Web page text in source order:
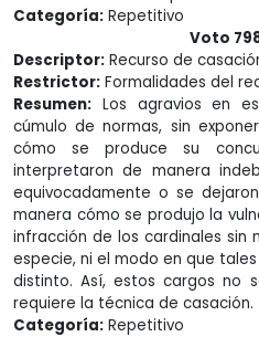
Categoría: Repetitivo
Voto
Descriptor: Recurso de
Restrictor: Formalidades del
Resumen: Los agravios en
cúmulo de normas, sin
cómo se produce su
interpretaron de manera
equivocadamente o se
manera cómo se produjo la
infracción de los cardinales sin
especie, ni el modo en que
distinto. Así, estos cargos no
requiere la técnica de casación.
Categoría: Repetitivo